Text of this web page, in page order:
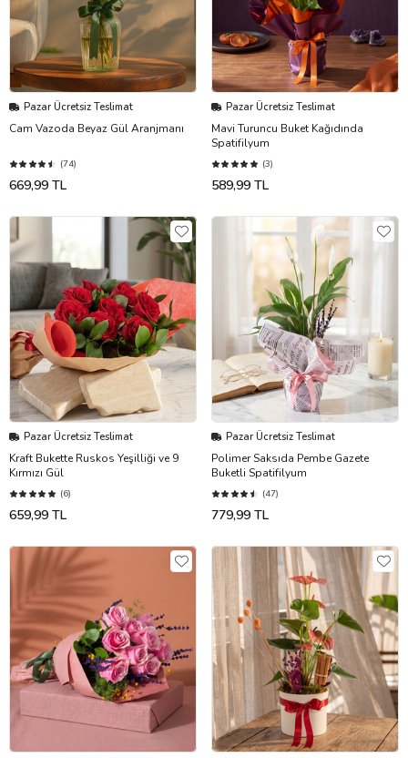
Pazar Ücretsiz Teslimat
Cam Vazoda Beyaz Gül Aranjmanı
(74)
669,99 TL
Pazar Ücretsiz Teslimat
Mavi Turuncu Buket Kağıdında
Spatifilyum
(3)
589,99 TL
Pazar Ücretsiz Teslimat
Kraft Bukette Ruskos Yeşilliği ve 9
Kırmızı Gül
(6)
659,99 TL
Pazar Ücretsiz Teslimat
Polimer Saksıda Pembe Gazete
Buketli Spatifilyum
(47)
779,99 TL